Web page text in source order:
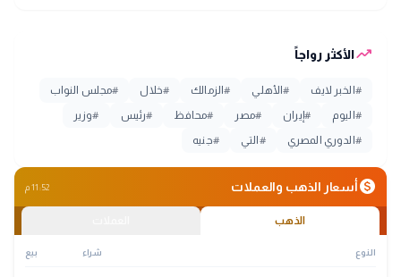
trending_upالأكثر رواجاً
# الخبر لايف #الأهلي #الزمالك #خلال #مجلس النواب
# اليوم # إيران #مصر #محافظ #رئيس #وزير
# الدوري المصري # التي #جنيه
monetization_onأسعار الذهب والعملات 11:52 م
الذهب
النوع شراء بيع